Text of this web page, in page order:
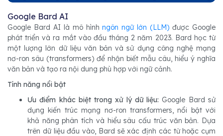
Google Bard AI
Google Bard AI là mô hìnhngôn ngữ lớn (LLM) được Google
phát triển và ra mắt vào đầu tháng 2 năm 2023. Bard học từ
một lượng lớn dữ liệu văn bản và sử dụng công nghệ mạng
nơ-ron sâu (transformers) để nhận biết mẫu câu, hiểu ý nghĩa
văn bản và tạo ra nội dung phù hợp với ngữ cảnh.
Tính năng nổi bật
Ưu điểm khác biệt trong xử lý dữ liệu: Google Bard sử
dụng kiến trúc mạng nơ-ron transformers, nổi bật với
khả năng phân tích và hiểu sâu cấu trúc văn bản. Dựa
trên dữ liệu đầu vào, Bard sẽ xác định các từ hoặc cụm